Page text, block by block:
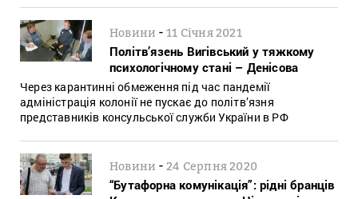
Новини -11 Січня 2021
Політв’язень Вигівський у тяжкому
психологічному стані – Денісова
Через карантинні обмеження під час пандемії
адміністрація колонії не пускає до політв’язня
представників консульської служби України в РФ
Новини -24 Серпня 2020
“Бутафорна комунікація”: рідні бранців